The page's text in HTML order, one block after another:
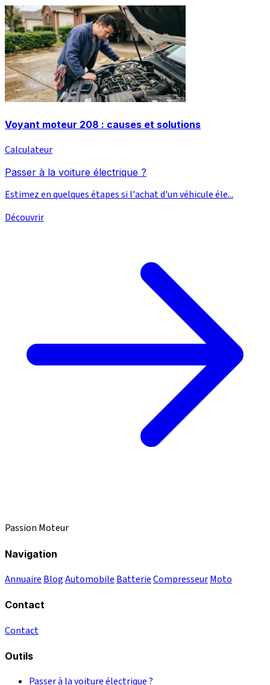
Voyant moteur 208 : causes et solutions
Calculateur
Passer à la voiture électrique ?
Estimez en quelques étapes si l'achat d'un véhicule éle...
Découvrir
Passion Moteur
Navigation
Annuaire BlogAutomobile BatterieCompresseurMoto
Contact
Contact
Outils
Passer à la voiture électrique ?